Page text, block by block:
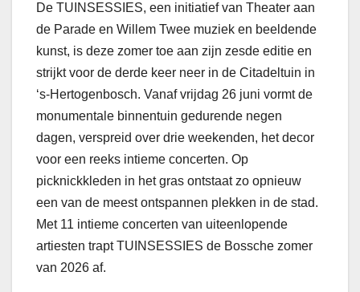
De TUINSESSIES, een initiatief van Theater aan
de Parade en Willem Twee muziek en beeldende
kunst, is deze zomer toe aan zijn zesde editie en
strijkt voor de derde keer neer in de Citadeltuin in
‘s-Hertogenbosch. Vanaf vrijdag 26 juni vormt de
monumentale binnentuin gedurende negen
dagen, verspreid over drie weekenden, het decor
voor een reeks intieme concerten. Op
picknickkleden in het gras ontstaat zo opnieuw
een van de meest ontspannen plekken in de stad.
Met 11 intieme concerten van uiteenlopende
artiesten trapt TUINSESSIES de Bossche zomer
van 2026 af.